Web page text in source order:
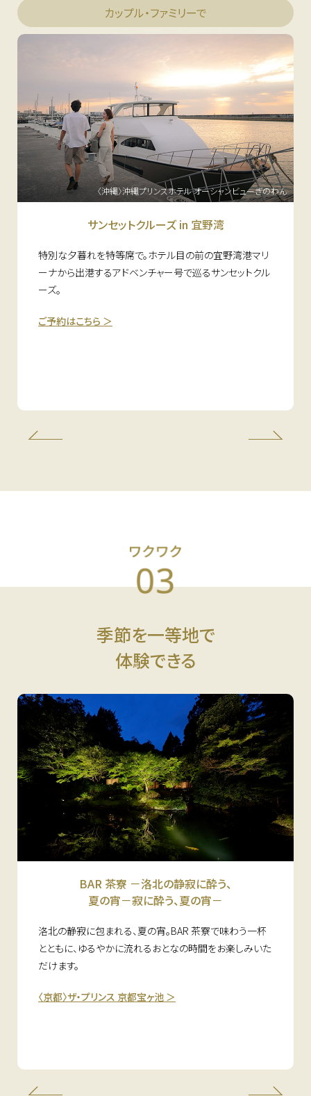
カップル・ファミリーで
〈沖縄〉沖縄プリンスホテル オーシャンビューぎのわん
サンセットクルーズ in 宜野湾
特別な夕暮れを特等席で。ホテル目の前の宜野湾港マリ
ーナから出港するアドベンチャー号で巡るサンセットクル
ーズ。
ご予約はこちら ＞
季節を一等地で
体験できる
BAR 茶寮 －洛北の静寂に酔う、
夏の宵－寂に酔う、夏の宵－
洛北の静寂に包まれる、夏の宵。BAR 茶寮で味わう一杯
とともに、ゆるやかに流れるおとなの時間をお楽しみいた
だけます。
〈京都〉ザ・プリンス 京都宝ヶ池 ＞